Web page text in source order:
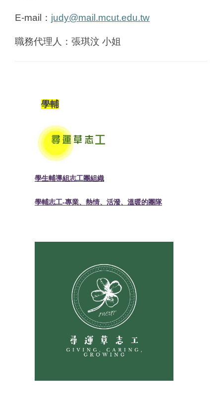
E-mail ： judy@mail.mcut.edu.tw
職務代理人：張琪汶 小姐
學輔
學生輔導組志工團組織
學輔志工-專業、熱情、活潑、溫暖的團隊